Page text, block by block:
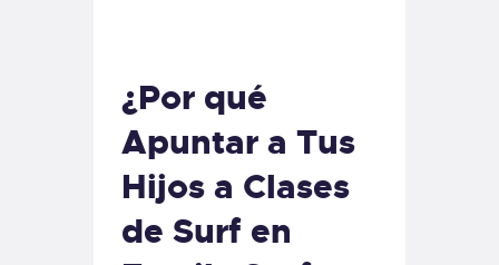
¿Por qué
Apuntar a Tus
Hijos a Clases
de Surf en